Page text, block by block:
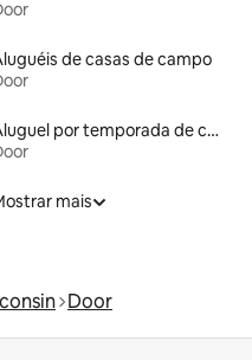
de casas de campo
Aluguel por temporada de casas de hóspedes
mais
Door